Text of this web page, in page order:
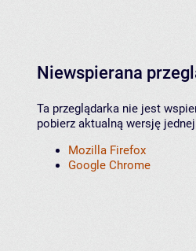
Niewspierana
Ta przeglądarka nie jest
pobierz aktualną wersję
Mozilla Firefox
Google Chrome